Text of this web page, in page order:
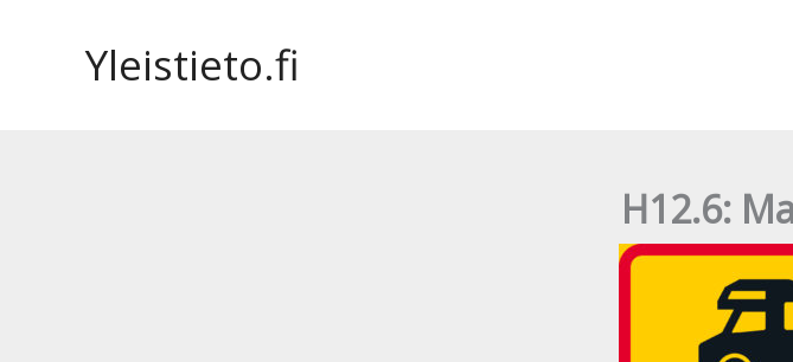
Yleistieto.fi
H12.6: